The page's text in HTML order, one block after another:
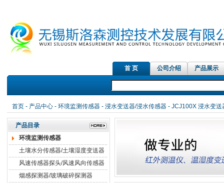
首 页 公司介绍 产品展示
首页- 产品中心- 环境监测传感器- 浸水变送器/浸水传感器- JCJ100X 浸水变送
产品目录
环境监测传感器
土壤水分传感器/土壤湿度变送器
风速传感器探头/风速风向传感器
烟感探测器/玻璃破碎探测器